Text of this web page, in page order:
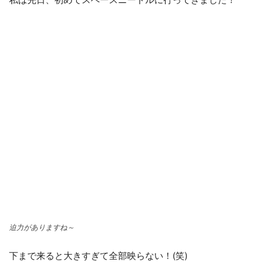
迫力がありますね～
下まで来ると大きすぎて全部映らない！(笑)